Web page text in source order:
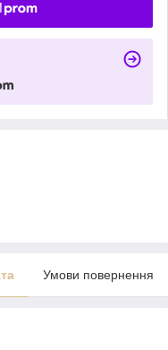
Умови повернення